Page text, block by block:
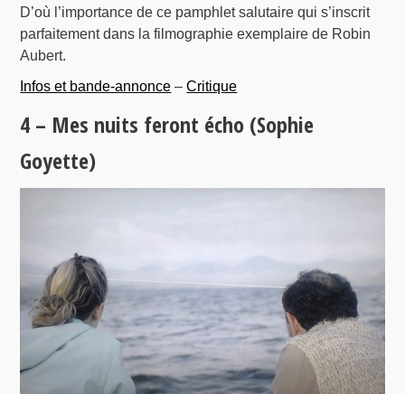
D’où l’importance de ce pamphlet salutaire qui s’inscrit
parfaitement dans la filmographie exemplaire de Robin
Aubert.
Infos et bande-annonce –Critique
4 – Mes nuits feront écho (Sophie
Goyette)